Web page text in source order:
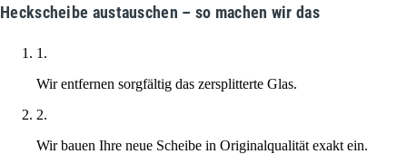
Heckscheibe austauschen – so machen wir das
1.
Wir entfernen sorgfältig das zersplitterte Glas.
2.
Wir bauen Ihre neue Scheibe in Originalqualität exakt ein.